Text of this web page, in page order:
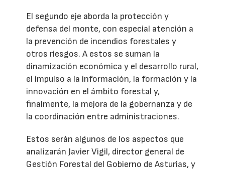
El segundo eje aborda la protección y
defensa del monte, con especial atención a
la prevención de incendios forestales y
otros riesgos. A estos se suman la
dinamización económica y el desarrollo rural,
el impulso a la información, la formación y la
innovación en el ámbito forestal y,
finalmente, la mejora de la gobernanza y de
la coordinación entre administraciones.
Estos serán algunos de los aspectos que
analizarán Javier Vigil, director general de
Gestión Forestal del Gobierno de Asturias, y